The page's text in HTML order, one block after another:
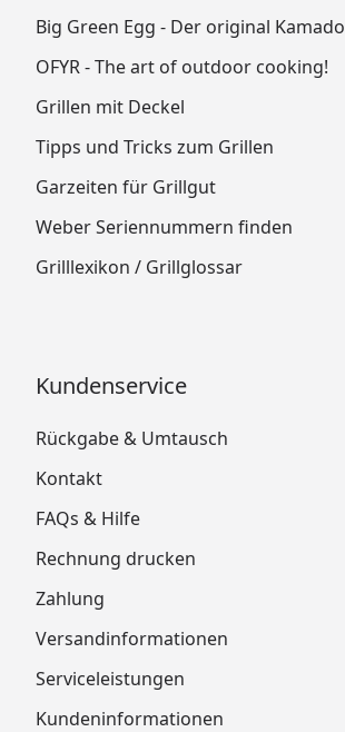
Big Green Egg - Der original Kamado
OFYR - The art of outdoor cooking!
Grillen mit Deckel
Tipps und Tricks zum Grillen
Garzeiten für Grillgut
Weber Seriennummern finden
Grilllexikon / Grillglossar
Kundenservice
Rückgabe & Umtausch
Kontakt
FAQs & Hilfe
Rechnung drucken
Zahlung
Versandinformationen
Serviceleistungen
Kundeninformationen